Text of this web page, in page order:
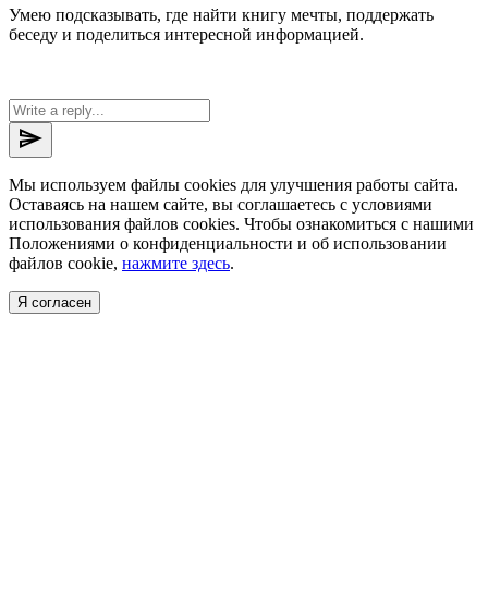
Умею подсказывать, где найти книгу мечты, поддержать
беседу и поделиться интересной информацией.
send
Мы используем файлы cookies для улучшения работы сайта.
Оставаясь на нашем сайте, вы соглашаетесь с условиями
использования файлов cookies. Чтобы ознакомиться с нашими
Положениями о конфиденциальности и об использовании
файлов cookie, нажмите здесь.
Я согласен